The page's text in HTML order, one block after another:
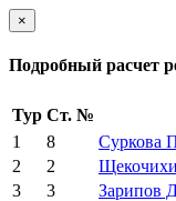
×
Подробный расчет
Тур Ст. №
1
8 Суркова
2
2
3
3 Зарипов